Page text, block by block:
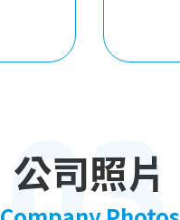
公司照片